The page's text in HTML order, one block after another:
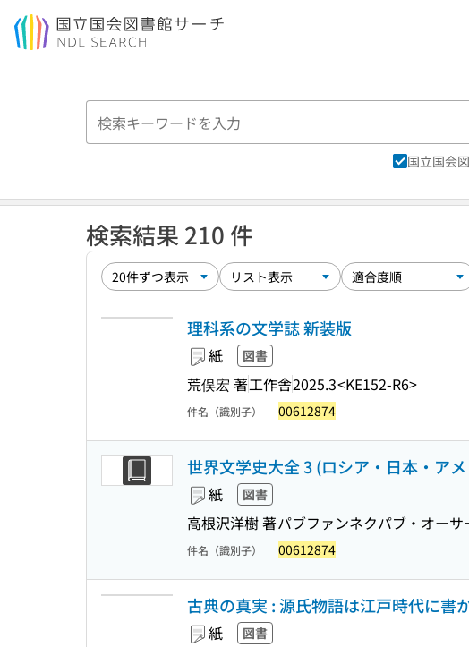
本文へ移動
国立国会
検索結果 210 件
理科系の文学誌 新装版
紙 図書
荒俣宏 著工作舎2025.3<KE152-R6>
件名（識別子） 00612874
世界文学史大全 3 (ロシア・日本・ア
紙 図書
高根沢洋樹 著パブファンネクパブ・オーサ
件名（識別子） 00612874
古典の真実 : 源氏物語は江戸時代に書
紙 図書